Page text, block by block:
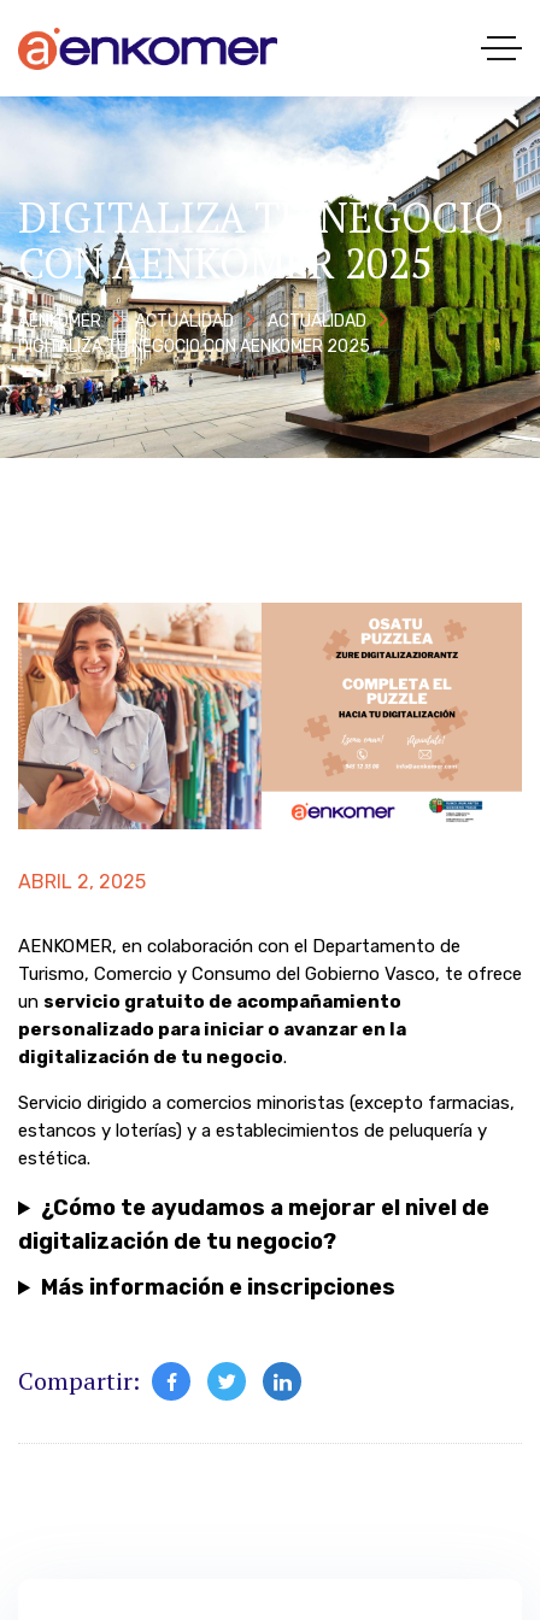
DIGITALIZA TU NEGOCIO
CON AENKOMER 2025
AENKOMER ACTUALIDAD
ACTUALIDAD
DIGITALIZA TU NEGOCIO CON AENKOMER 2025
ABRIL 2, 2025
AENKOMER, en colaboración con el Departamento de
Turismo, Comercio y Consumo del Gobierno Vasco, te ofrece
un servicio gratuito de acompañamiento
personalizado para iniciar o avanzar en la
digitalización de tu negocio.
Servicio dirigido a comercios minoristas (excepto farmacias,
estancos y loterías) y a establecimientos de peluquería y
estética.
¿Cómo te ayudamos a mejorar el nivel de
digitalización de tu negocio?
Más información e inscripciones
Compartir: